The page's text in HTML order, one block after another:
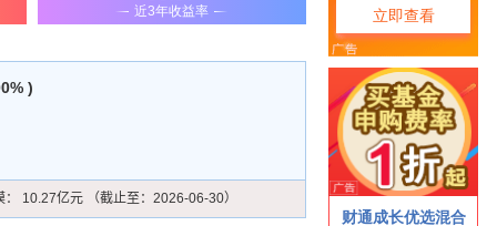
)
10.27亿元 （截止至：2026-06-30）